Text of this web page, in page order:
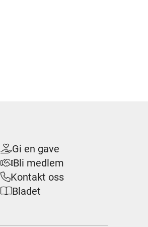
Gi en gave
Bli medlem
Kontakt oss
Bladet